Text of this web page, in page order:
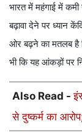
भारत में महंगाई में
बढ़ावा देने पर ध्यान
ओर बढ़ने का मतलब है
भी कि यह आंकड़ों पर
Also Read -
से दुष्कर्म का